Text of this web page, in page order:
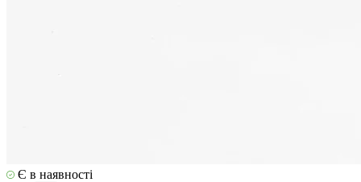
Є в наявності